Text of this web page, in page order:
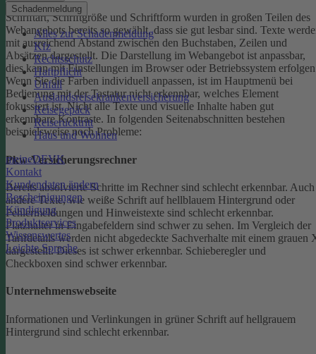
Schadenmeldung
Alles zur Schadenmeldung
Kfz
Rechtsschutz
Haftpflicht
Unfall
Auslandsreisekrankenversicherung
Reisegepäck
Reiserücktritt
Haus und Wohnen
meineDEVK
Kontakt
Kundendaten ändern
Bescheinigungen
Kündigung
Produktservices
Wissenswertes
Leichte Sprache
Schriftart, Schriftgröße und Schriftform wurden in großen Teilen des
Webangebots bereits so gewählt, dass sie gut lesbar sind. Texte
mit ausreichend Abstand zwischen den Buchstaben, Zeilen und
Absätzen dargestellt. Die Darstellung im Webangebot ist anpassbar,
dies kann mit Einstellungen im Browser oder Betriebssystem
Wenn Sie die Farben individuell anpassen, ist im Hauptmenü bei
Bedienung mit der Tastatur nicht erkennbar, welches Element
fokussiert ist.Nicht alle Texte und visuelle Inhalte haben gut
erkennbare Kontraste. In folgenden Seitenabschnitten bestehen
beispielsweise noch Probleme:
Pkw-Versicherungsrechner
Bereits absolvierte Schritte im Rechner sind schlecht erkennbar. Auch
andere Texte, wie weiße Schrift auf hellblauem Hintergrund oder
Fehlermeldungen und Hinweistexte sind schlecht erkennbar.
Platzhalter in Eingabefeldern sind schwer zu sehen. Im Vergleich der
Tarifdetails werden nicht abgedeckte Sachverhalte mit einem grauen
dargestellt. Dieses ist schwer erkennbar. Schieberegler und
Checkboxen sind schwer erkennbar.
Unternehmenswebseite
Informationen und Verlinkungen in grüner Schrift auf hellgrauem
Hintergrund sind schlecht erkennbar.